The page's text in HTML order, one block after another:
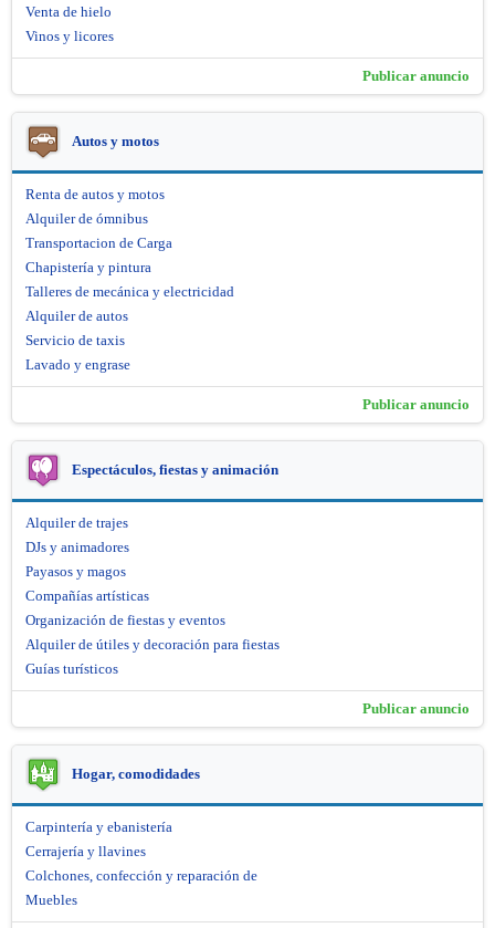
Venta de hielo
Vinos y licores
Publicar anuncio
Autos y motos
Renta de autos y motos
Alquiler de ómnibus
Transportacion de Carga
Chapistería y pintura
Talleres de mecánica y electricidad
Alquiler de autos
Servicio de taxis
Lavado y engrase
Publicar anuncio
Espectáculos, fiestas y animación
Alquiler de trajes
DJs y animadores
Payasos y magos
Compañías artísticas
Organización de fiestas y eventos
Alquiler de útiles y decoración para fiestas
Guías turísticos
Publicar anuncio
Hogar, comodidades
Carpintería y ebanistería
Cerrajería y llavines
Colchones, confección y reparación de
Muebles